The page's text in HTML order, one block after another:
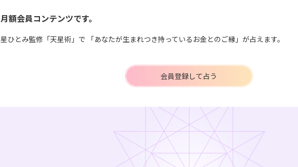
月額会員コンテンツです。
星ひとみ監修「天星術」で 「あなたが生まれつき持っているお金とのご縁」が占えます。
会員登録して占う